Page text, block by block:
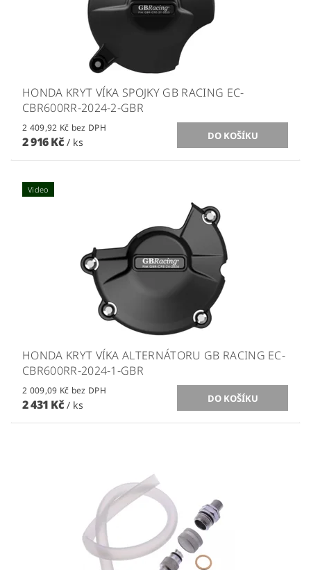
HONDA KRYT VÍKA SPOJKY GB RACING EC-
CBR600RR-2024-2-GBR
2 409,92 Kč bez DPH
2 916 Kč / ks
Video
HONDA KRYT VÍKA ALTERNÁTORU GB RACING EC-
CBR600RR-2024-1-GBR
2 009,09 Kč bez DPH
2 431 Kč / ks